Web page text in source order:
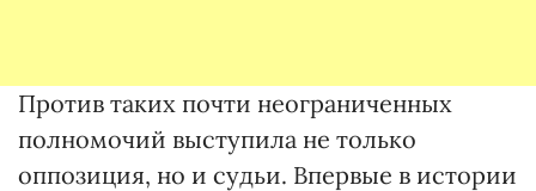
Против таких почти неограниченных
полномочий выступила не только
оппозиция, но и судьи. Впервые в истории